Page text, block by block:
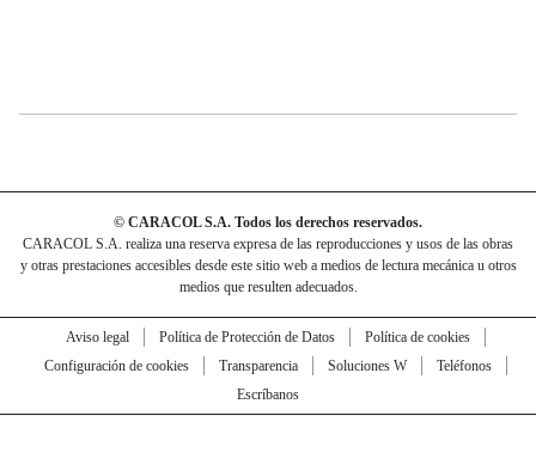
© CARACOL S.A. Todos los derechos reservados.
CARACOL S.A. realiza una reserva expresa de las reproducciones y usos de las obras
y otras prestaciones accesibles desde este sitio web a medios de lectura mecánica u otros
medios que resulten adecuados.
Aviso legal Política de Protección de Datos
Política de cookies
Configuración de cookies
Transparencia Soluciones W
Teléfonos
Escríbanos